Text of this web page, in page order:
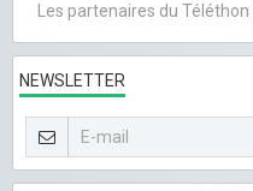
Les partenaires du
NEWSLETTER